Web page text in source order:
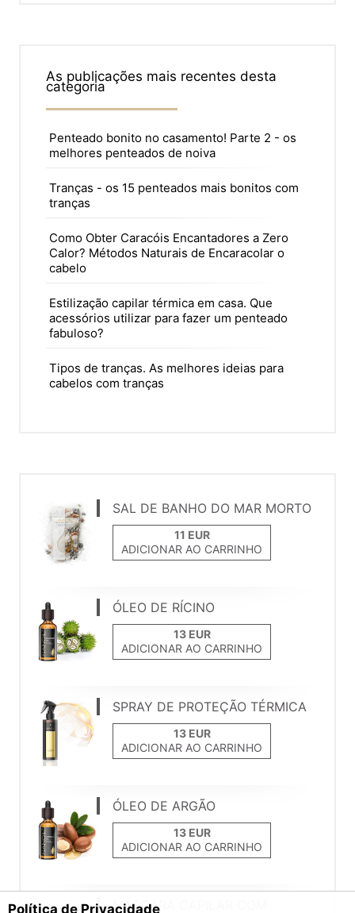
As publicações mais recentes desta
categoria
Penteado bonito no casamento! Parte 2 - os
melhores penteados de noiva
Tranças - os 15 penteados mais bonitos com
tranças
Como Obter Caracóis Encantadores a Zero
Calor? Métodos Naturais de Encaracolar o
cabelo
Estilização capilar térmica em casa. Que
acessórios utilizar para fazer um penteado
fabuloso?
Tipos de tranças. As melhores ideias para
cabelos com tranças
SAL DE BANHO DO MAR MORTO
ADICIONAR AO CARRINHO
ÓLEO DE RÍCINO
ADICIONAR AO CARRINHO
SPRAY DE PROTEÇÃO TÉRMICA
ADICIONAR AO CARRINHO
ÓLEO DE ARGÃO
ADICIONAR AO CARRINHO
MÁSCARA CAPILAR COM
Política de Privacidade